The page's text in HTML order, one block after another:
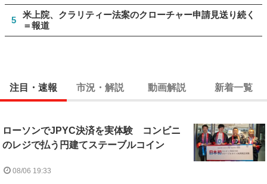
5
米上院、クラリティー法案のクローチャー申請見送り続く
＝報道
注目・速報 市況・解説 動画解説 新着一覧
ローソンでJPYC決済を実体験 コンビニ
のレジで払う円建てステーブルコイン
08/06 19:33